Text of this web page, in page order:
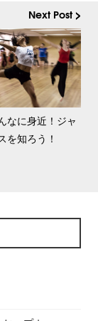
Next Post >
なに身近！ジャ
を知ろう！